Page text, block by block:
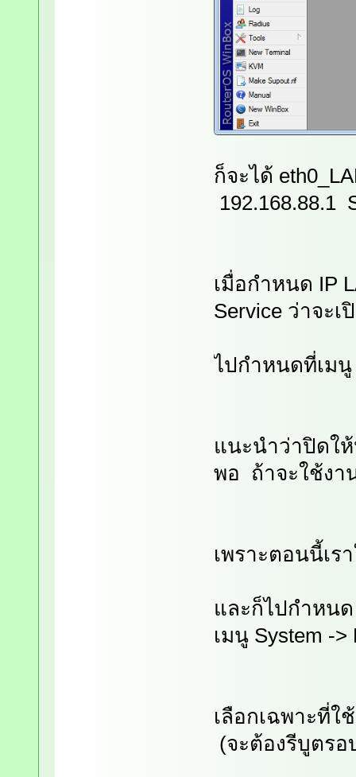
ก็จะได้
192.168.88.1
เมื่อกำหนด IP
Service ว่าจะเ
ไปกำหนดที่เมนู
แนะนำว่าปิดใ
พอ ถ้าจะใช้งา
เพราะตอนนี้เร
และก็ไปกำหนด
เมนู System ->
เลือกเฉพาะที่ใ
(จะต้องรีบูตรอ